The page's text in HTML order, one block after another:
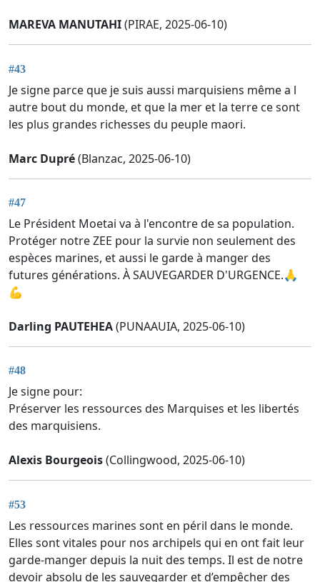
MAREVA MANUTAHI(PIRAE, 2025-06-10)
#43
Je signe parce que je suis aussi marquisiens même a l
autre bout du monde, et que la mer et la terre ce sont
les plus grandes richesses du peuple maori.
Marc Dupré(Blanzac, 2025-06-10)
#47
Le Président Moetai va à l'encontre de sa population.
Protéger notre ZEE pour la survie non seulement des
espèces marines, et aussi le garde à manger des
futures générations. À SAUVEGARDER D'URGENCE.🙏
💪
Darling PAUTEHEA(PUNAAUIA, 2025-06-10)
#48
Je signe pour:
Préserver les ressources des Marquises et les libertés
des marquisiens.
Alexis Bourgeois(Collingwood, 2025-06-10)
#53
Les ressources marines sont en péril dans le monde.
Elles sont vitales pour nos archipels qui en ont fait leur
garde-manger depuis la nuit des temps. Il est de notre
devoir absolu de les sauvegarder et d’empêcher des